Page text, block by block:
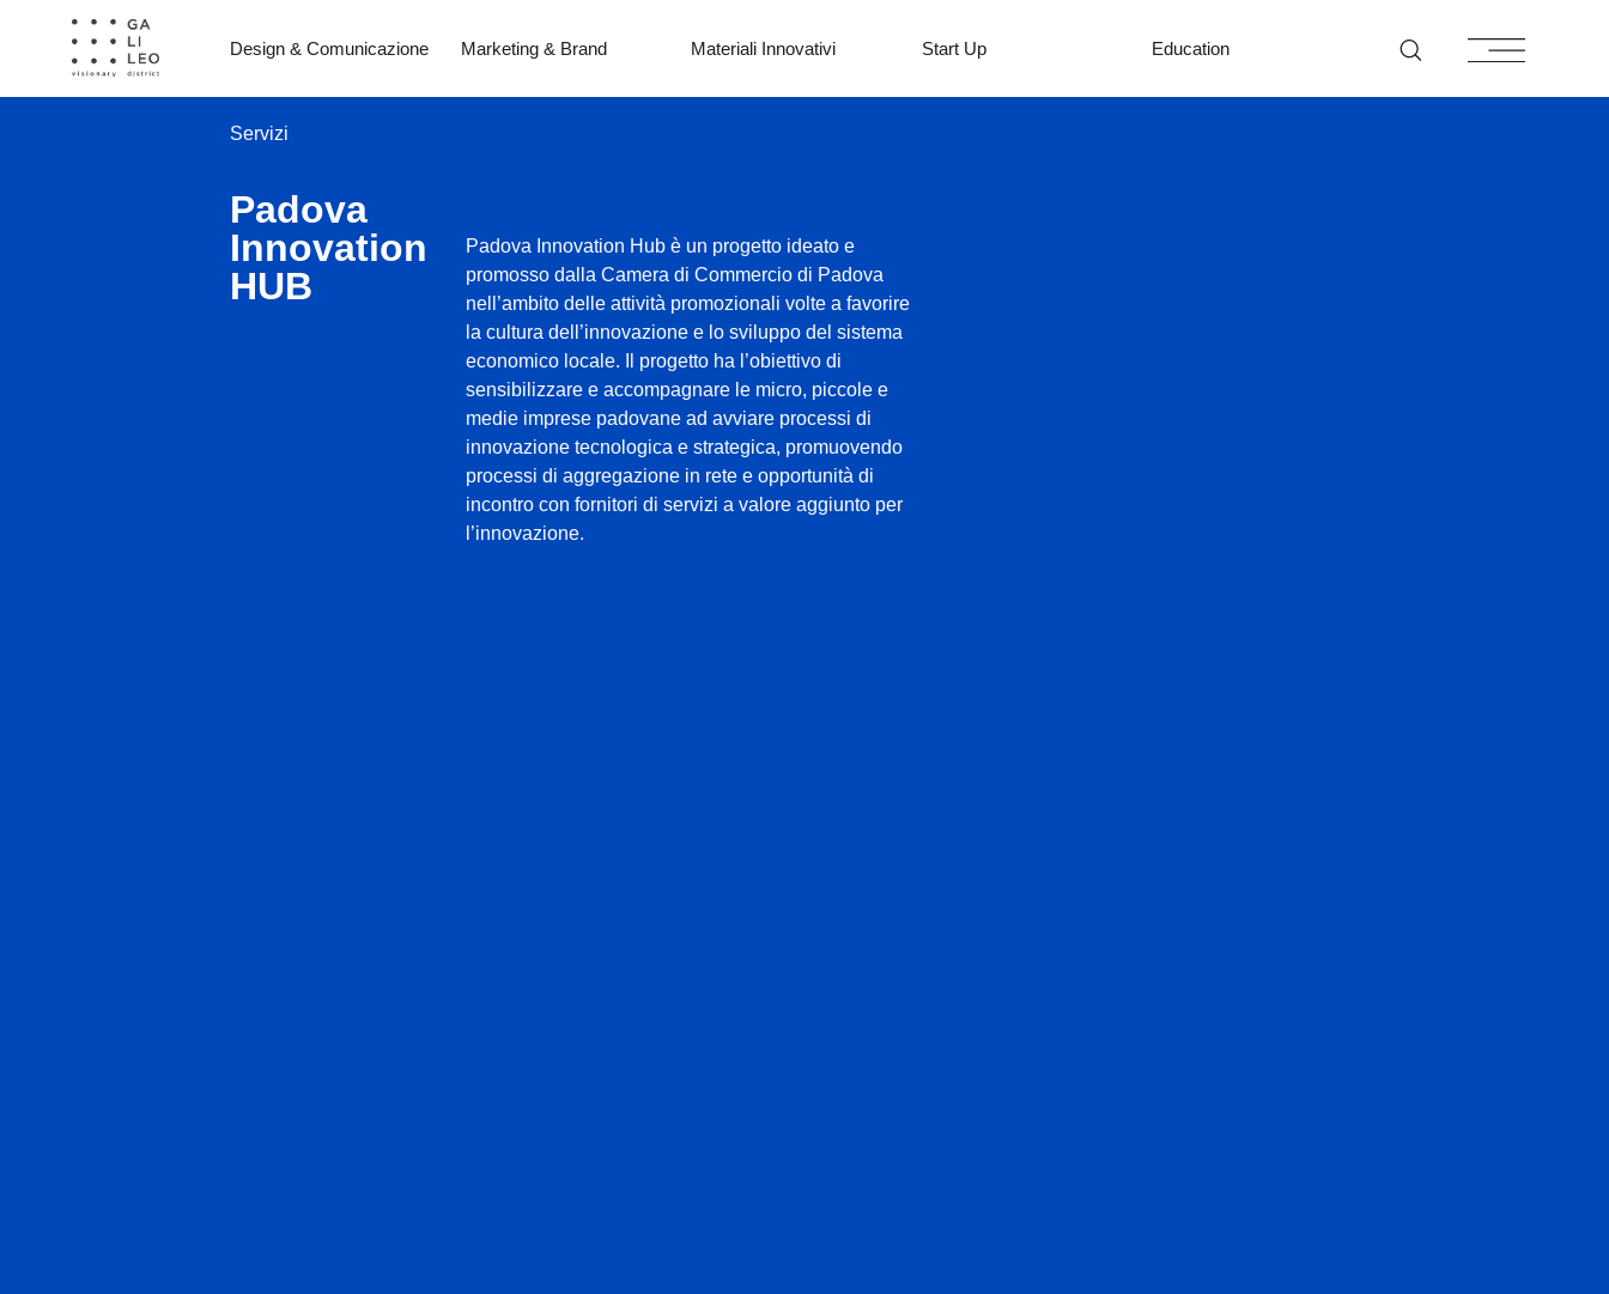
Design & Comunicazione Marketing & Brand Materiali Innovativi Start Up Education
Servizi
Padova
Innovation
HUB
Padova Innovation Hub è un progetto ideato e
promosso dalla Camera di Commercio di Padova
nell’ambito delle attività promozionali volte a favorire
la cultura dell’innovazione e lo sviluppo del sistema
economico locale. Il progetto ha l’obiettivo di
sensibilizzare e accompagnare le micro, piccole e
medie imprese padovane ad avviare processi di
innovazione tecnologica e strategica, promuovendo
processi di aggregazione in rete e opportunità di
incontro con fornitori di servizi a valore aggiunto per
l’innovazione.